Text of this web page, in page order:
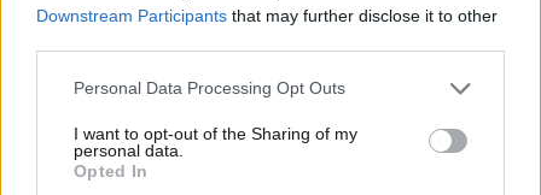
Downstream Participants that may further disclose it to other
Please note that this website/app uses one or more Google
not limited to your visit or usage behaviour. You may click to
grant or deny consent to Google and its third-party tags to
use your data for below specified purposes in below Google
Personal Data Processing Opt Outs
I want to opt-out of the Sharing of my
personal data.
Opted In